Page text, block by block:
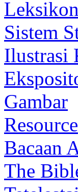
Leksikon
Sistem
Ilustrasi
Gambar
Resource
Bacaan
The